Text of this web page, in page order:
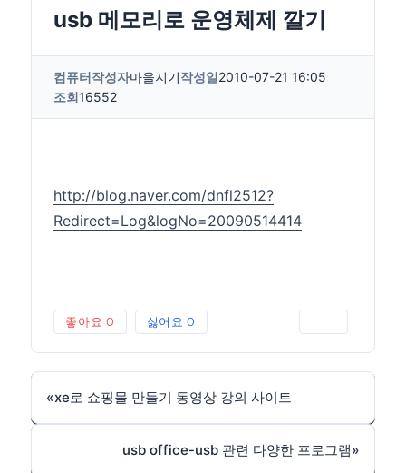
usb 메모리로 운영체제 깔기
컴퓨터작성자마을지기작성일2010-07-21 16:05
조회16552
http://blog.naver.com/dnfl2512?
Redirect=Log&logNo=20090514414
좋아요 0 싫어요 0
«xe로 쇼핑몰 만들기 동영상 강의 사이트
usb office-usb 관련 다양한 프로그램»